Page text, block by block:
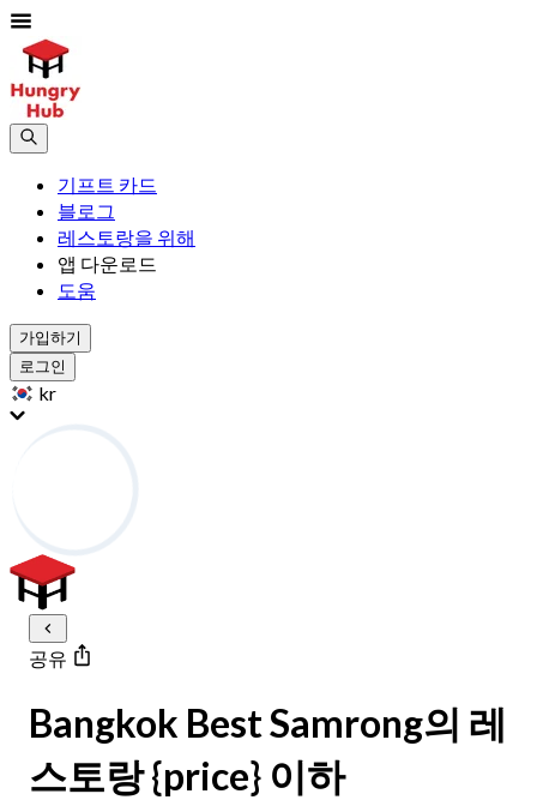
기프트 카드
블로그
레스토랑을 위해
앱 다운로드
도움
가입하기
로그인
kr
공유
Bangkok Best Samrong의 레
스토랑 {price} 이하